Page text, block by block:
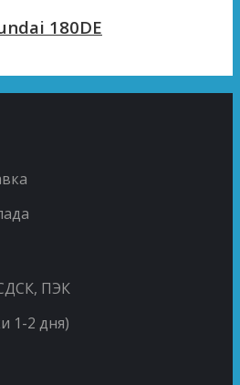
180DE
ПЭК
1-2 дня)